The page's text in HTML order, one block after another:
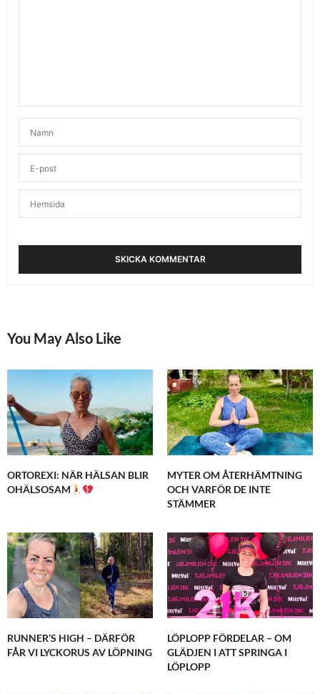
You May Also Like
ORTOREXI: NÄR HÄLSAN BLIR
OHÄLSOSAM
MYTER OM ÅTERHÄMTNING
OCH VARFÖR DE INTE
STÄMMER
RUNNER’S HIGH – DÄRFÖR
FÅR VI LYCKORUS AV LÖPNING
LÖPLOPP FÖRDELAR – OM
GLÄDJEN I ATT SPRINGA I
LÖPLOPP